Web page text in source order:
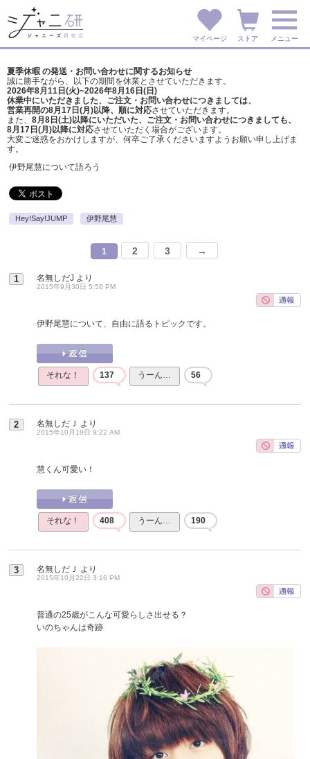
マイページ ストア メニュー
夏季休暇 の発送・お問い合わせに関するお知らせ
誠に勝手ながら、以下の期間を休業とさせていただきます。
2026年8月11日(火)~2026年8月16日(日)
休業中にいただきました、ご注文・お問い合わせにつきましては、
営業再開の8月17日(月)以降、順に対応させていただきます。
また、 8月8日(土)以降にいただいた、ご注文・ お問い合わせにつきましても、
8月17日(月)以降に対応させていただく場合がございます。
大変ご迷惑をおかけしますが、 何卒ご了承くださいますようお願い申し上げま
す。
伊野尾慧について語ろう
Hey!Say!JUMP 伊野尾慧
1 2 3 →
1 名無しだJ より
2015年9月30日 5:56 PM
伊野尾慧について、自由に語るトピックです。
それな！ 137 うーん… 56
2 名無しだＪ より
2015年10月19日 9:22 AM
慧くん可愛い！
それな！ 408 うーん… 190
3 名無しだＪ より
2015年10月22日 3:16 PM
普通の25歳がこんな可愛らしさ出せる？
いのちゃんは奇跡